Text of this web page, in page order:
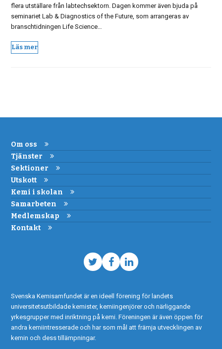
flera utställare från labtechsektorn. Dagen kommer även bjuda på
seminariet Lab & Diagnostics of the Future, som arrangeras av
branschtidningen Life Science…
Läs mer
Om oss
Tjänster
Sektioner
Utskott
Kemi i skolan
Samarbeten
Medlemskap
Kontakt
TwitterFacebook
LinkedIn
Svenska Kemisamfundet är en ideell förening för landets
universitetsutbildade kemister, kemiingenjörer och närliggande
yrkesgrupper med inriktning på kemi. Föreningen är även öppen för
andra kemiintresserade och har som mål att främja utvecklingen av
kemin och dess tillämpningar.